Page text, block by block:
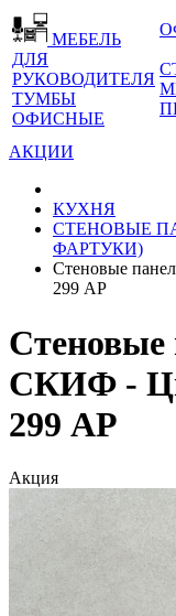
МЕБЕЛЬ
ДЛЯ
РУКОВОДИТЕЛЯ
ТУМБЫ
ОФИСНЫЕ
АКЦИИ
КУХНЯ
СТЕНОВЫЕ
ФАРТУКИ)
Стеновые
299 АР
Стеновые
СКИФ -
299 АР
Акция